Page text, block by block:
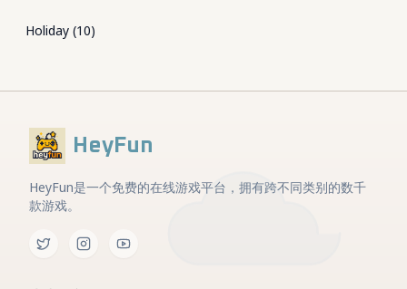
Holiday (10)
HeyFun
HeyFun是一个免费的在线游戏平台，拥有跨不同类别的数千
款游戏。